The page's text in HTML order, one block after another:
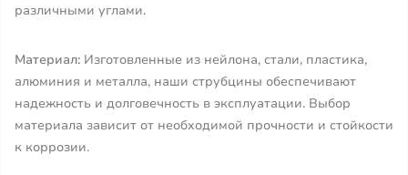
различными углами.
Материал: Изготовленные из нейлона, стали, пластика,
алюминия и металла, наши струбцины обеспечивают
надежность и долговечность в эксплуатации. Выбор
материала зависит от необходимой прочности и стойкости
к коррозии.